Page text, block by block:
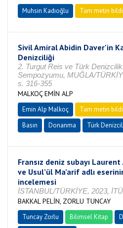
Muhsin Kadıoğlu Tam metin
Sivil Amiral Abidin Daver'in
Denizciliği
2. Turgut Reis ve Türk
Sempozyumu, MUĞLA/
s. 316-355
MALKOÇ EMİN ALP
Emin Alp Malkoç Tam metin
Basın
Donanma Türk
Fransız deniz subayı
ve Usul’ül Ma’arif adlı
incelemesi
İSTANBUL/TÜRKİYE, 2023,
BAKKAL PELİN, ZORLU TUNCAY
Tuncay Zorlu Bilimsel Kitap